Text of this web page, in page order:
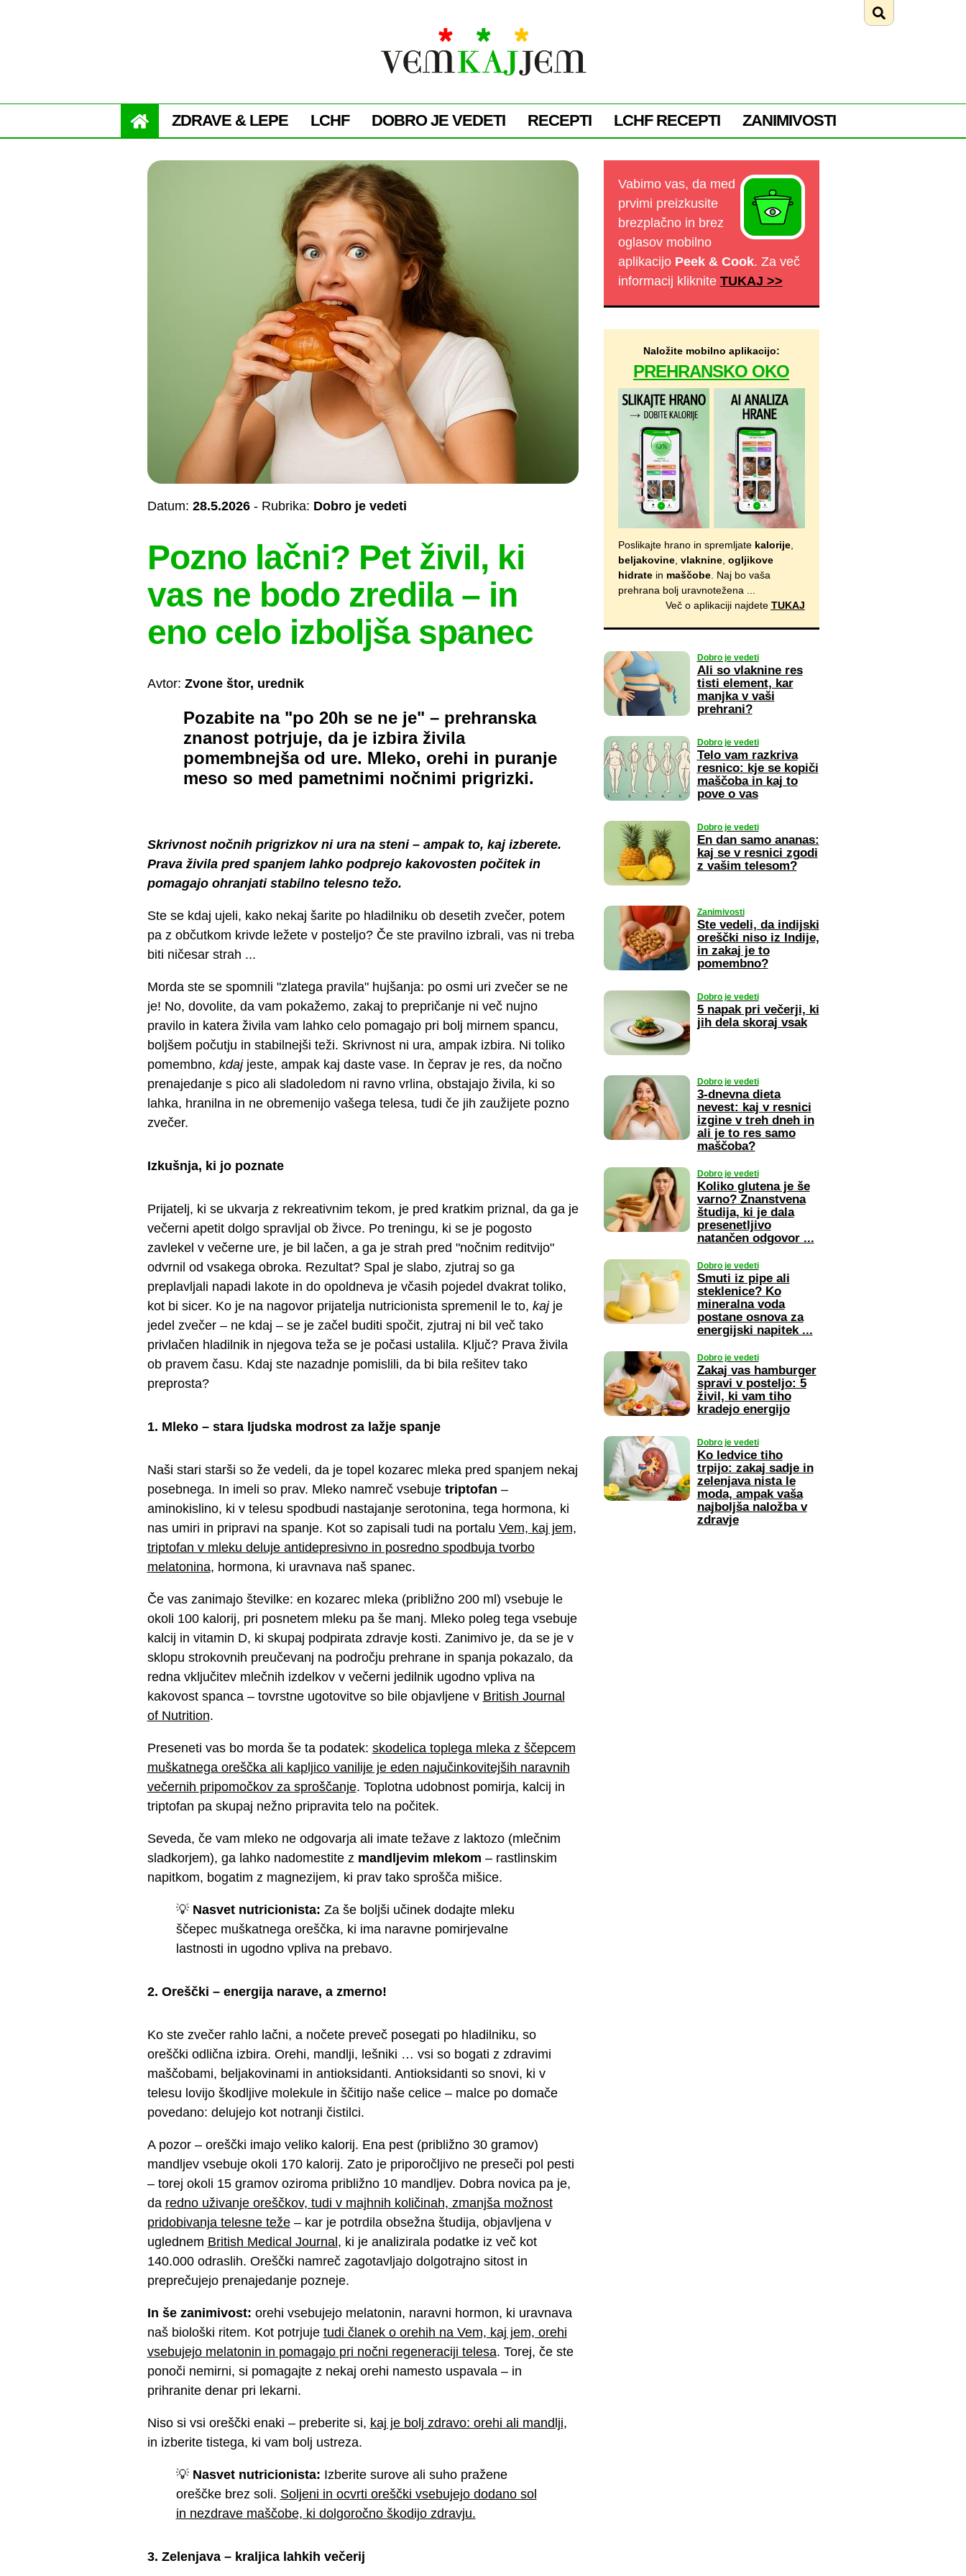
ZDRAVE & LEPE LCHF DOBRO JE VEDETI RECEPTI LCHF RECEPTI ZANIMIVOSTI
Datum: 28.5.2026- Rubrika: Dobro je vedeti
Pozno lačni? Pet živil, ki
vas ne bodo zredila – in
eno celo izboljša spanec
Avtor: Zvone štor, urednik
Pozabite na "po 20h se ne je" – prehranska
znanost potrjuje, da je izbira živila
pomembnejša od ure. Mleko, orehi in puranje
meso so med pametnimi nočnimi prigrizki.
Skrivnost nočnih prigrizkov ni ura na steni – ampak to, kaj izberete.
Prava živila pred spanjem lahko podprejo kakovosten počitek in
pomagajo ohranjati stabilno telesno težo.
Ste se kdaj ujeli, kako nekaj šarite po hladilniku ob desetih zvečer, potem
pa z občutkom krivde ležete v posteljo? Če ste pravilno izbrali, vas ni treba
biti ničesar strah ...
Morda ste se spomnili "zlatega pravila" hujšanja: po osmi uri zvečer se ne
je! No, dovolite, da vam pokažemo, zakaj to prepričanje ni več nujno
pravilo in katera živila vam lahko celo pomagajo pri bolj mirnem spancu,
boljšem počutju in stabilnejši teži. Skrivnost ni ura, ampak izbira. Ni toliko
pomembno, kdajjeste, ampak kaj daste vase. In čeprav je res, da nočno
prenajedanje s pico ali sladoledom ni ravno vrlina, obstajajo živila, ki so
lahka, hranilna in ne obremenijo vašega telesa, tudi če jih zaužijete pozno
zvečer.
Izkušnja, ki jo poznate
Prijatelj, ki se ukvarja z rekreativnim tekom, je pred kratkim priznal, da ga je
večerni apetit dolgo spravljal ob živce. Po treningu, ki se je pogosto
zavlekel v večerne ure, je bil lačen, a ga je strah pred "nočnim reditvijo"
odvrnil od vsakega obroka. Rezultat? Spal je slabo, zjutraj so ga
preplavljali napadi lakote in do opoldneva je včasih pojedel dvakrat toliko,
kot bi sicer. Ko je na nagovor prijatelja nutricionista spremenil le to, kajje
jedel zvečer – ne kdaj – se je začel buditi spočit, zjutraj ni bil več tako
privlačen hladilnik in njegova teža se je počasi ustalila. Ključ? Prava živila
ob pravem času. Kdaj ste nazadnje pomislili, da bi bila rešitev tako
preprosta?
1. Mleko – stara ljudska modrost za lažje spanje
Naši stari starši so že vedeli, da je topel kozarec mleka pred spanjem nekaj
posebnega. In imeli so prav. Mleko namreč vsebuje triptofan –
aminokislino, ki v telesu spodbudi nastajanje serotonina, tega hormona, ki
nas umiri in pripravi na spanje. Kot so zapisali tudi na portalu Vem, kaj jem,
triptofan v mleku deluje antidepresivno in posredno spodbuja tvorbo
melatonina, hormona, ki uravnava naš spanec.
Če vas zanimajo številke: en kozarec mleka (približno 200 ml) vsebuje le
okoli 100 kalorij, pri posnetem mleku pa še manj. Mleko poleg tega vsebuje
kalcij in vitamin D, ki skupaj podpirata zdravje kosti. Zanimivo je, da se je v
sklopu strokovnih preučevanj na področju prehrane in spanja pokazalo, da
redna vključitev mlečnih izdelkov v večerni jedilnik ugodno vpliva na
kakovost spanca – tovrstne ugotovitve so bile objavljene v British Journal
of Nutrition.
Preseneti vas bo morda še ta podatek: skodelica toplega mleka z ščepcem
muškatnega oreščka ali kapljico vanilije je eden najučinkovitejših naravnih
večernih pripomočkov za sproščanje. Toplotna udobnost pomirja, kalcij in
triptofan pa skupaj nežno pripravita telo na počitek.
Seveda, če vam mleko ne odgovarja ali imate težave z laktozo (mlečnim
sladkorjem), ga lahko nadomestite z mandljevim mlekom – rastlinskim
napitkom, bogatim z magnezijem, ki prav tako sprošča mišice.
💡 Nasvet nutricionista: Za še boljši učinek dodajte mleku
ščepec muškatnega oreščka, ki ima naravne pomirjevalne
lastnosti in ugodno vpliva na prebavo.
2. Oreščki – energija narave, a zmerno!
Ko ste zvečer rahlo lačni, a nočete preveč posegati po hladilniku, so
oreščki odlična izbira. Orehi, mandlji, lešniki … vsi so bogati z zdravimi
maščobami, beljakovinami in antioksidanti. Antioksidanti so snovi, ki v
telesu lovijo škodljive molekule in ščitijo naše celice – malce po domače
povedano: delujejo kot notranji čistilci.
A pozor – oreščki imajo veliko kalorij. Ena pest (približno 30 gramov)
mandljev vsebuje okoli 170 kalorij. Zato je priporočljivo ne preseči pol pesti
– torej okoli 15 gramov oziroma približno 10 mandljev. Dobra novica pa je,
da redno uživanje oreščkov, tudi v majhnih količinah, zmanjša možnost
pridobivanja telesne teže– kar je potrdila obsežna študija, objavljena v
uglednem British Medical Journal, ki je analizirala podatke iz več kot
140.000 odraslih. Oreščki namreč zagotavljajo dolgotrajno sitost in
preprečujejo prenajedanje pozneje.
In še zanimivost: orehi vsebujejo melatonin, naravni hormon, ki uravnava
naš biološki ritem. Kot potrjuje tudi članek o orehih na Vem, kaj jem, orehi
vsebujejo melatonin in pomagajo pri nočni regeneraciji telesa. Torej, če ste
ponoči nemirni, si pomagajte z nekaj orehi namesto uspavala – in
prihranite denar pri lekarni.
Niso si vsi oreščki enaki – preberite si, kaj je bolj zdravo: orehi ali mandlji,
in izberite tistega, ki vam bolj ustreza.
💡 Nasvet nutricionista: Izberite surove ali suho pražene
oreščke brez soli. Soljeni in ocvrti oreščki vsebujejo dodano sol
in nezdrave maščobe, ki dolgoročno škodijo zdravju.
3. Zelenjava – kraljica lahkih večerij
Vabimo vas, da med
prvimi preizkusite
brezplačno in brez
oglasov mobilno
aplikacijo Peek & Cook. Za več
informacij kliknite TUKAJ >>
Naložite mobilno aplikacijo:
PREHRANSKO OKO
Poslikajte hrano in spremljate kalorije,
beljakovine, vlaknine, ogljikove
hidratein maščobe. Naj bo vaša
prehrana bolj uravnotežena ...
Več o aplikaciji najdete TUKAJ
Dobro je vedeti
Ali so vlaknine res
tisti element, kar
manjka v vaši
prehrani?
Dobro je vedeti
Telo vam razkriva
resnico: kje se kopiči
maščoba in kaj to
pove o vas
Dobro je vedeti
En dan samo ananas:
kaj se v resnici zgodi
z vašim telesom?
Zanimivosti
Ste vedeli, da indijski
oreščki niso iz Indije,
in zakaj je to
pomembno?
Dobro je vedeti
5 napak pri večerji, ki
jih dela skoraj vsak
Dobro je vedeti
3-dnevna dieta
nevest: kaj v resnici
izgine v treh dneh in
ali je to res samo
maščoba?
Dobro je vedeti
Koliko glutena je še
varno? Znanstvena
študija, ki je dala
presenetljivo
natančen odgovor ...
Dobro je vedeti
Smuti iz pipe ali
steklenice? Ko
mineralna voda
postane osnova za
energijski napitek ...
Dobro je vedeti
Zakaj vas hamburger
spravi v posteljo: 5
živil, ki vam tiho
kradejo energijo
Dobro je vedeti
Ko ledvice tiho
trpijo: zakaj sadje in
zelenjava nista le
moda, ampak vaša
najboljša naložba v
zdravje